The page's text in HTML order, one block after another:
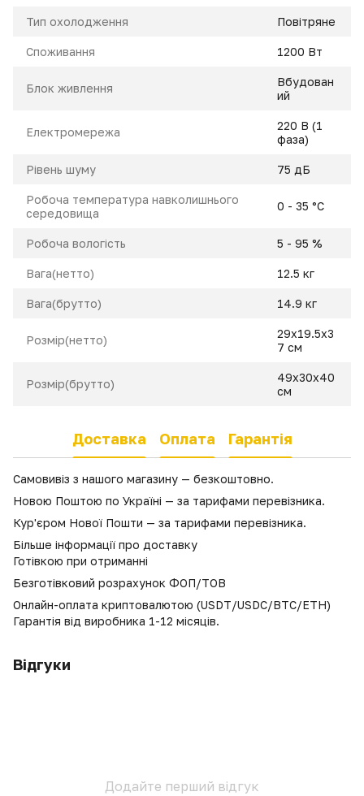
Тип охолодження Повітряне
Cпоживання 1200 Вт
Блок живлення
Вбудован
ий
Електромережа
220 В (1
фаза)
Pівень шуму 75 дБ
Робоча температура навколишнього
середовища
0 - 35 °C
Робоча вологість 5 - 95 %
Вага(нетто) 12.5 кг
Вага(брутто) 14.9 кг
Розмір(нетто)
29x19.5x3
7 cм
Розмір(брутто)
49x30x40
см
Доставка Оплата Гарантія
Самовивіз з нашого магазину — безкоштовно.
Новою Поштою по Україні — за тарифами перевізника.
Кур'єром Нової Пошти — за тарифами перевізника.
Більше інформації про доставку
Готівкою при отриманні
Безготівковий розрахунок ФОП/ТОВ
Онлайн-оплата криптовалютою (USDT/USDC/BTC/ETH)
Гарантія від виробника 1-12 місяців.
Відгуки
Додайте перший відгук